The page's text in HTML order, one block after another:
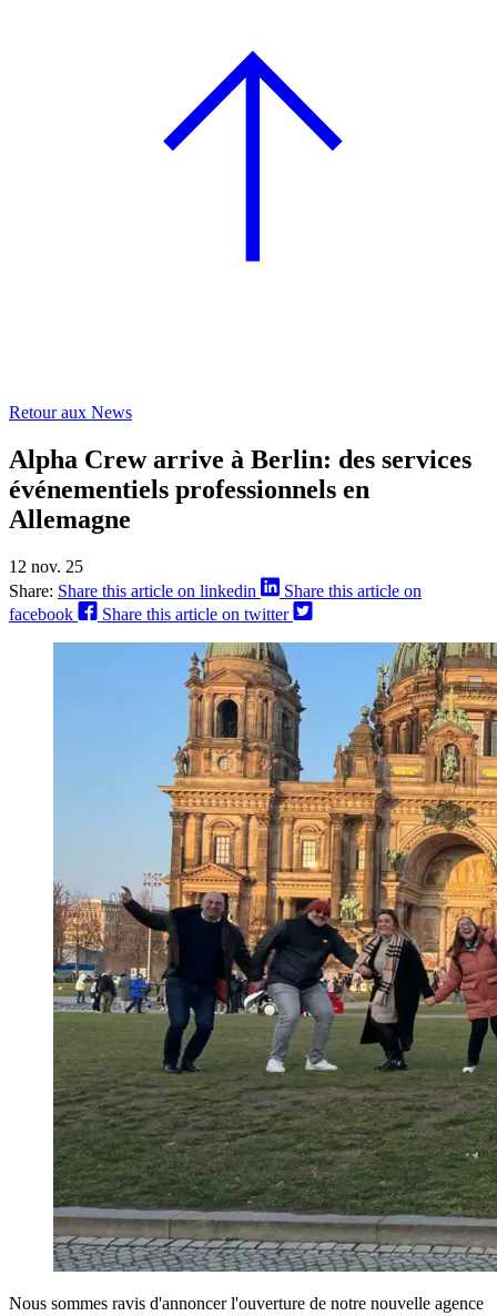
Retour aux News
Alpha Crew arrive à Berlin: des services
événementiels professionnels en
Allemagne
12 nov. 25
Share: Share this article on linkedin
Share this article on
facebook
Share this article on twitter
Nous sommes ravis d'annoncer l'ouverture de notre nouvelle agence